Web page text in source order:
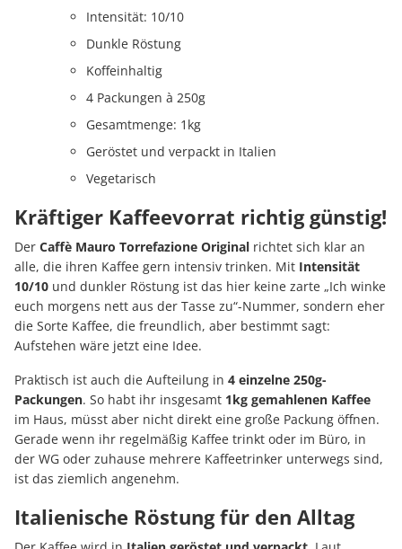
Intensität: 10/10
Dunkle Röstung
Koffeinhaltig
4 Packungen à 250g
Gesamtmenge: 1kg
Geröstet und verpackt in Italien
Vegetarisch
Kräftiger Kaffeevorrat richtig günstig!
Der Caffè Mauro Torrefazione Original richtet sich klar an
alle, die ihren Kaffee gern intensiv trinken. Mit Intensität
10/10 und dunkler Röstung ist das hier keine zarte „Ich winke
euch morgens nett aus der Tasse zu“-Nummer, sondern eher
die Sorte Kaffee, die freundlich, aber bestimmt sagt:
Aufstehen wäre jetzt eine Idee.
Praktisch ist auch die Aufteilung in 4 einzelne 250g-
Packungen. So habt ihr insgesamt 1kg gemahlenen Kaffee
im Haus, müsst aber nicht direkt eine große Packung öffnen.
Gerade wenn ihr regelmäßig Kaffee trinkt oder im Büro, in
der WG oder zuhause mehrere Kaffeetrinker unterwegs sind,
ist das ziemlich angenehm.
Italienische Röstung für den Alltag